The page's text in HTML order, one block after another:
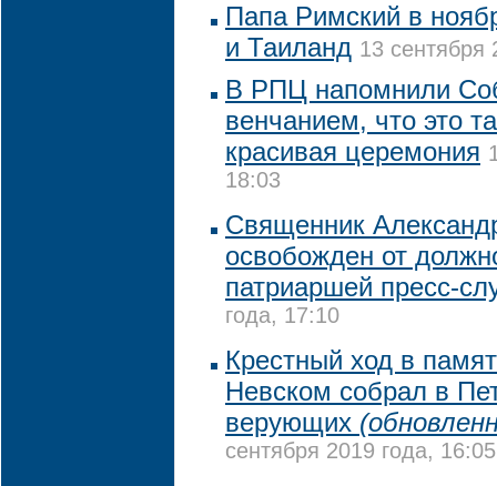
Папа Римский в
и Таиланд 13 сентября
В РПЦ напомнили
венчанием, что это
красивая церемония
18:03
Священник
освобожден от
патриаршей пресс-
года, 17:10
Крестный ход в
Невском собрал в
верующих
сентября 2019 года, 16:05